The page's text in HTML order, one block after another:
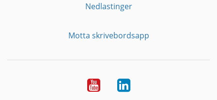
Nedlastinger
Motta skrivebordsapp
YouTubeLinkedin